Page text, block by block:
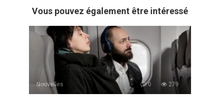
Vous pouvez également être intéressé
Nouvelles 0 279